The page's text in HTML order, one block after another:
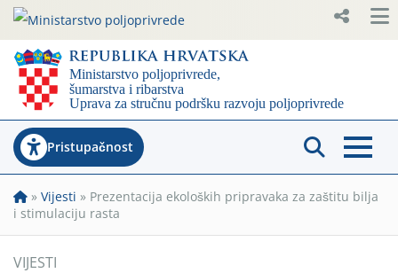
Pristupačnost
» Vijesti » Prezentacija ekoloških pripravaka za zaštitu bilja
i stimulaciju rasta
VIJESTI